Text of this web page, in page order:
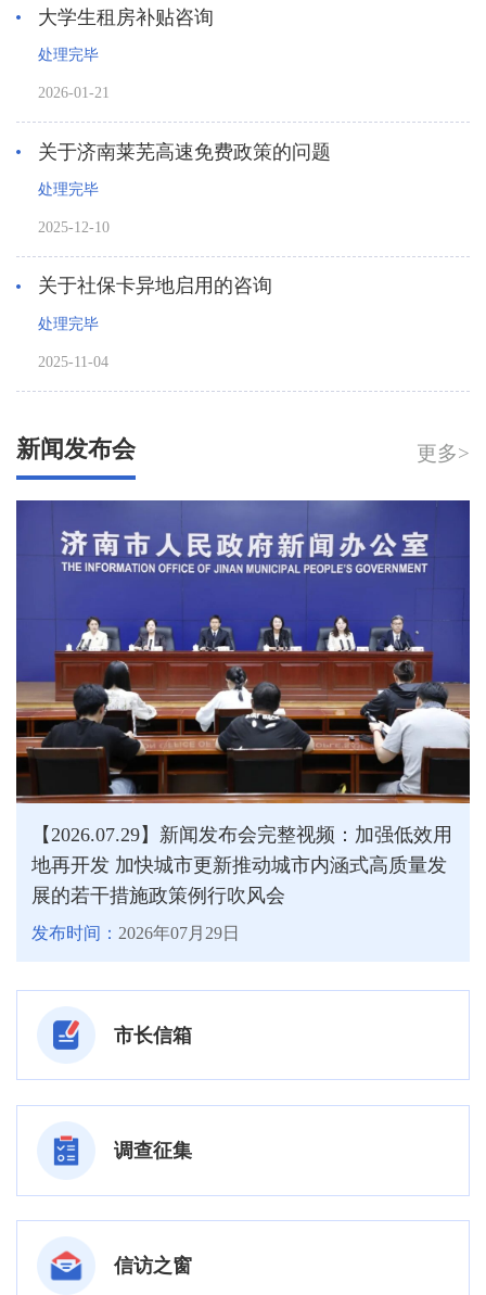
大学生租房补贴咨询
处理完毕
2026-01-21
关于济南莱芜高速免费政策的问题
处理完毕
2025-12-10
关于社保卡异地启用的咨询
处理完毕
2025-11-04
新闻发布会 更多>
【2026.07.29】新闻发布会完整视频：加强低效用
地再开发 加快城市更新推动城市内涵式高质量发
展的若干措施政策例行吹风会
发布时间： 2026年07月29日
市长信箱
调查征集
信访之窗